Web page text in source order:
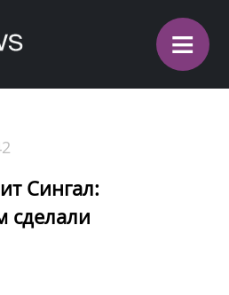
≡
Сингал:
сделали